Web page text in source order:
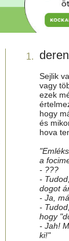
1.
Sejlik
vagy
ezek
hogy
és
hova
a
- ???
-
dogot
- Ja,
-
hogy
- Jah!
ki!"